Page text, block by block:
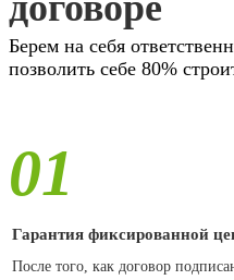
Берем на себя
позволить себе 80%
01
Гарантия фиксированной
После того, как договор